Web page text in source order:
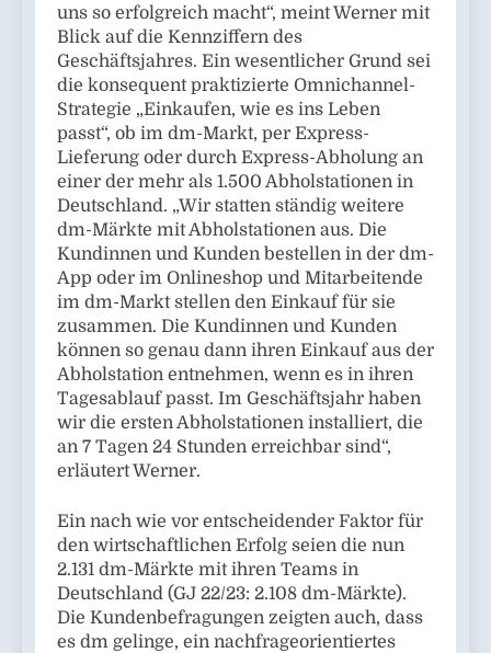
uns so erfolgreich macht“, meint Werner mit
Blick auf die Kennziffern des
Geschäftsjahres. Ein wesentlicher Grund sei
die konsequent praktizierte Omnichannel-
Strategie „Einkaufen, wie es ins Leben
passt“, ob im dm-Markt, per Express-
Lieferung oder durch Express-Abholung an
einer der mehr als 1.500 Abholstationen in
Deutschland. „Wir statten ständig weitere
dm-Märkte mit Abholstationen aus. Die
Kundinnen und Kunden bestellen in der dm-
App oder im Onlineshop und Mitarbeitende
im dm-Markt stellen den Einkauf für sie
zusammen. Die Kundinnen und Kunden
können so genau dann ihren Einkauf aus der
Abholstation entnehmen, wenn es in ihren
Tagesablauf passt. Im Geschäftsjahr haben
wir die ersten Abholstationen installiert, die
an 7 Tagen 24 Stunden erreichbar sind“,
erläutert Werner.
Ein nach wie vor entscheidender Faktor für
den wirtschaftlichen Erfolg seien die nun
2.131 dm-Märkte mit ihren Teams in
Deutschland (GJ 22/23: 2.108 dm-Märkte).
Die Kundenbefragungen zeigten auch, dass
es dm gelinge, ein nachfrageorientiertes